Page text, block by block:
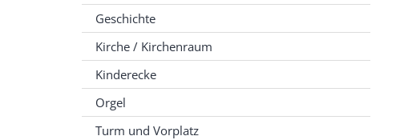
Geschichte
Kirche / Kirchenraum
Kinderecke
Orgel
Turm und Vorplatz